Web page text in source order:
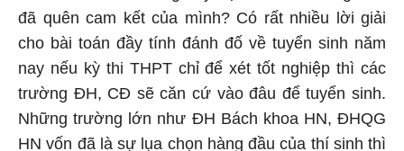
đã quên cam kết của mình? Có rất nhiều lời giải
cho bài toán đầy tính đánh đố về tuyển sinh năm
nay nếu kỳ thi THPT chỉ để xét tốt nghiệp thì các
trường ĐH, CĐ sẽ căn cứ vào đâu để tuyển sinh.
Những trường lớn như ĐH Bách khoa HN, ĐHQG
HN vốn đã là sự lụa chọn hàng đầu của thí sinh thì